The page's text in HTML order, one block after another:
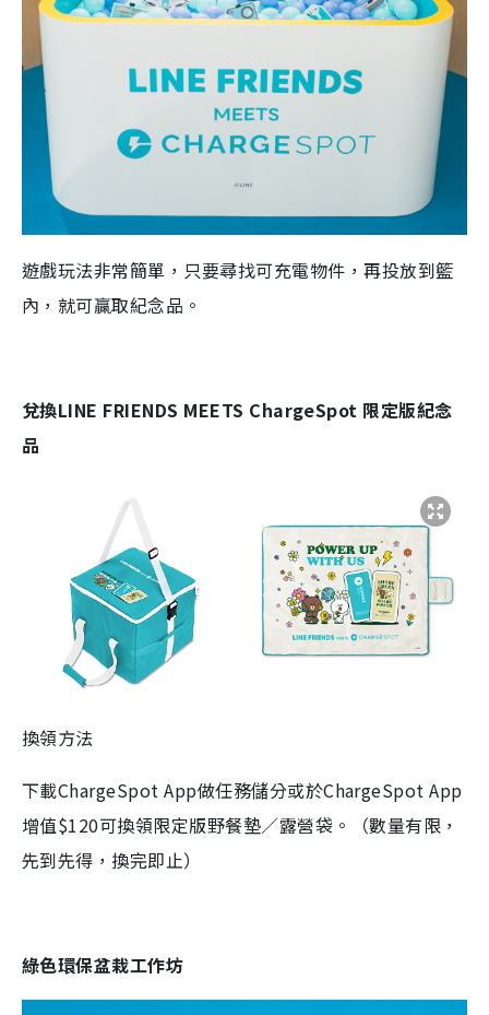
遊戲玩法非常簡單，只要尋找可充電物件，再投放到籃
內，就可贏取紀念品。
兌換LINE FRIENDS MEETS ChargeSpot 限定版紀念
品
換領方法
下載ChargeSpot App做任務儲分或於ChargeSpot App
增值$120可換領限定版野餐墊／露營袋。（數量有限，
先到先得，換完即止）
綠色環保盆栽工作坊